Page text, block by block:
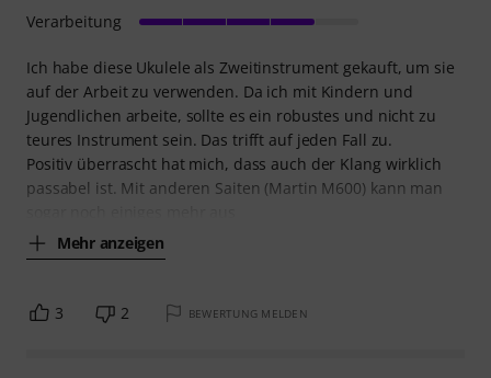
Ich habe diese Ukulele als Zweitinstrument gekauft, um sie
auf der Arbeit zu verwenden. Da ich mit Kindern und
Jugendlichen arbeite, sollte es ein robustes und nicht zu
teures Instrument sein. Das trifft auf jeden Fall zu.
Positiv überrascht hat mich, dass auch der Klang wirklich
passabel ist. Mit anderen Saiten (Martin M600) kann man
Mehr anzeigen
Verarbeitung
3 2 BEWERTUNG MELDEN